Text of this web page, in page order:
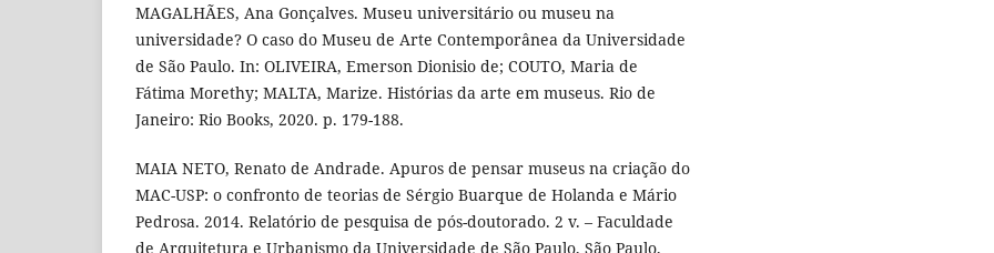
MAGALHÃES, Ana Gonçalves. Museu universitário ou museu na
universidade? O caso do Museu de Arte Contemporânea da Universidade
de São Paulo. In: OLIVEIRA, Emerson Dionisio de; COUTO, Maria de
Fátima Morethy; MALTA, Marize. Histórias da arte em museus. Rio de
Janeiro: Rio Books, 2020. p. 179-188.
MAIA NETO, Renato de Andrade. Apuros de pensar museus na criação do
MAC-USP: o confronto de teorias de Sérgio Buarque de Holanda e Mário
Pedrosa. 2014. Relatório de pesquisa de pós-doutorado. 2 v. – Faculdade
de Arquitetura e Urbanismo da Universidade de São Paulo, São Paulo,